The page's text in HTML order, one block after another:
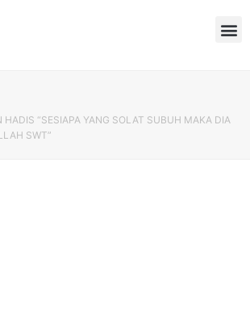
HADIS “SESIAPA YANG SOLAT SUBUH MAKA DIA
SWT”